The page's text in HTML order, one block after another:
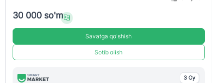
30 000 so'm
Savatga qo'shish
Sotib olish
3 Oy